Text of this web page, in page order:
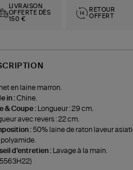
LIVRAISON
OFFERTE DÈS
150 €
RETOUR
OFFERT
en laine marron.
in :Chine.
& Coupe :
Longueur : 29 cm.
avec revers : 22 cm.
:50% laine de raton laveur
polyamide.
d'entretien :
Lavage à la main.